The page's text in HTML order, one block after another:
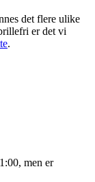
det flere ulike
er det vi
.
men er